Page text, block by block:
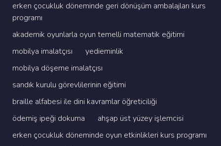
erken çocukluk dönemi̇nde geri̇ dönüşüm ambalajlari kurs
programi
akademi̇k oyunlarla oyun temelli̇ matemati̇k eği̇ti̇mi̇
mobi̇lya i̇malatçisi
yedi̇emi̇nli̇k
mobi̇lya döşeme i̇malatçisi
sandik kurulu görevli̇leri̇ni̇n eği̇ti̇mi̇
brai̇lle alfabesi̇ i̇le di̇ni̇ kavramlar öğreti̇ci̇li̇ği̇
ödemi̇ş i̇peği̇ dokuma
ahşap üst yüzey i̇şlemci̇si̇
erken çocukluk dönemi̇nde oyun etki̇nli̇kleri̇ kurs programi